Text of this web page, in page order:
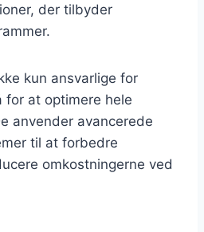
der tilbyder
kun ansvarlige for
for at optimere hele
anvender avancerede
til at forbedre
omkostningerne ved